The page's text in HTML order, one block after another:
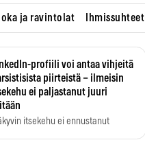
ja ravintolat Ihmissuhteet
profiili voi antaa vihjeitä
piirteistä – ilmeisin
ei paljastanut juuri
itsekehu ei ennustanut